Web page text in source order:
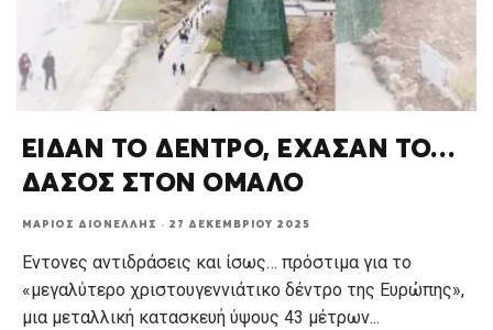
ΕΙΔΑΝ ΤΟ ΔΕΝΤΡΟ, ΕΧΑΣΑΝ ΤΟ…
ΔΑΣΟΣ ΣΤΟΝ ΟΜΑΛΟ
ΜΆΡΙΟΣ ΔΙΟΝΈΛΛΗΣ · 27 ΔΕΚΕΜΒΡΊΟΥ 2025
Εντονες αντιδράσεις και ίσως… πρόστιμα για το
«μεγαλύτερο χριστουγεννιάτικο δέντρο της Ευρώπης»,
μια μεταλλική κατασκευή ύψους 43 μέτρων...